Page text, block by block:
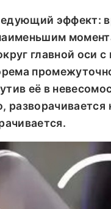
эффект:
главной
её в